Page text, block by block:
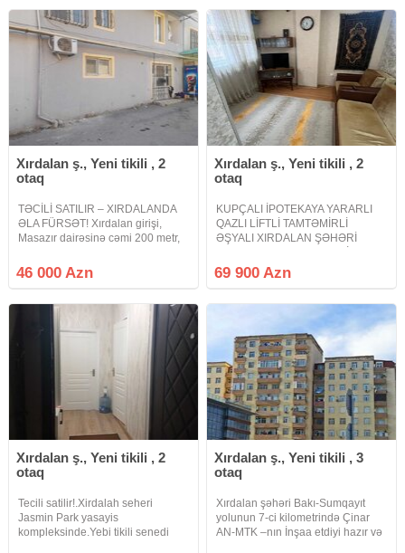
tikili 16
Xırdalan ş., Yeni tikili , 2
otaq
TƏCİLİ SATILIR – XIRDALANDA
ƏLA FÜRSƏT! Xırdalan girişi,
Masazır dairəsinə cəmi 200 metr,
yaxınlığında yerləşən kupçalı
mənzil satışdadır. Qiymət: 46.000
46 000 Azn
Xırdalan ş., Yeni tikili , 2
otaq
KUPÇALI İPOTEKAYA YARARLI
QAZLI LİFTLİ TAMTƏMİRLİ
ƏŞYALI XIRDALAN ŞƏHƏRİ
ABŞERON GƏNCLƏR
ŞƏHƏRCİYİNDƏ. Xırdalan şəhəri
69 900 Azn
Xırdalan ş., Yeni tikili , 2
otaq
Tecili satilir!.Xirdalah seheri
Jasmin Park yasayis
kompleksinde.Yebi tikili senedi
Xırdalan ş., Yeni tikili , 3
otaq
Xırdalan şəhəri Bakı-Sumqayıt
yolunun 7-ci kilometrində Çinar
AN-MTK –nın İnşaa etdiyi hazır və